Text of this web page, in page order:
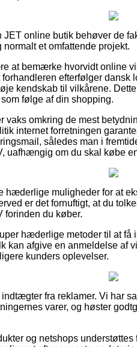
JET online butik behøver de
et omfattende projekt.
at bemærke hvorvidt online
efterfølger dansk
kendskab til vilkårene.
følge af din shopping.
vaks omkring de mest
internet forretningen
således man i
uafhængig om du skal købe
hæderlige muligheder for at
er det fornuftigt, at du
forinden du køber.
hæderlige metoder til at
kan afgive en anmeldelse af
kunders oplevelser.
fra reklamer. Vi har
varer, og høster
og netshops